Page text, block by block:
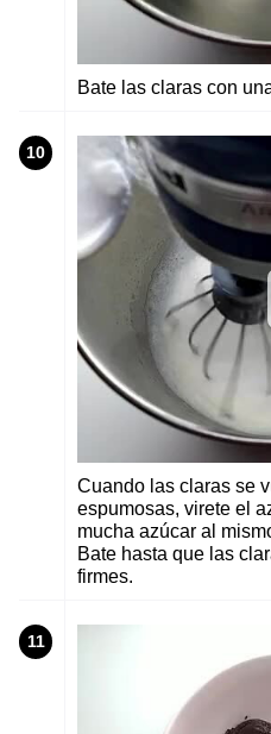
Bate las claras con
10
Cuando las claras se
espumosas, virete el
mucha azúcar al
Bate hasta que las
firmes.
11